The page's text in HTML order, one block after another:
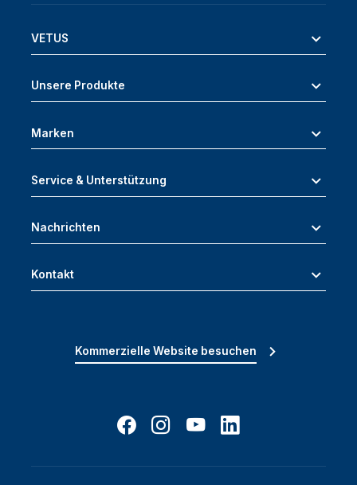
VETUS
Unsere Produkte
Marken
Service & Unterstützung
Nachrichten
Kontakt
Kommerzielle Website besuchen